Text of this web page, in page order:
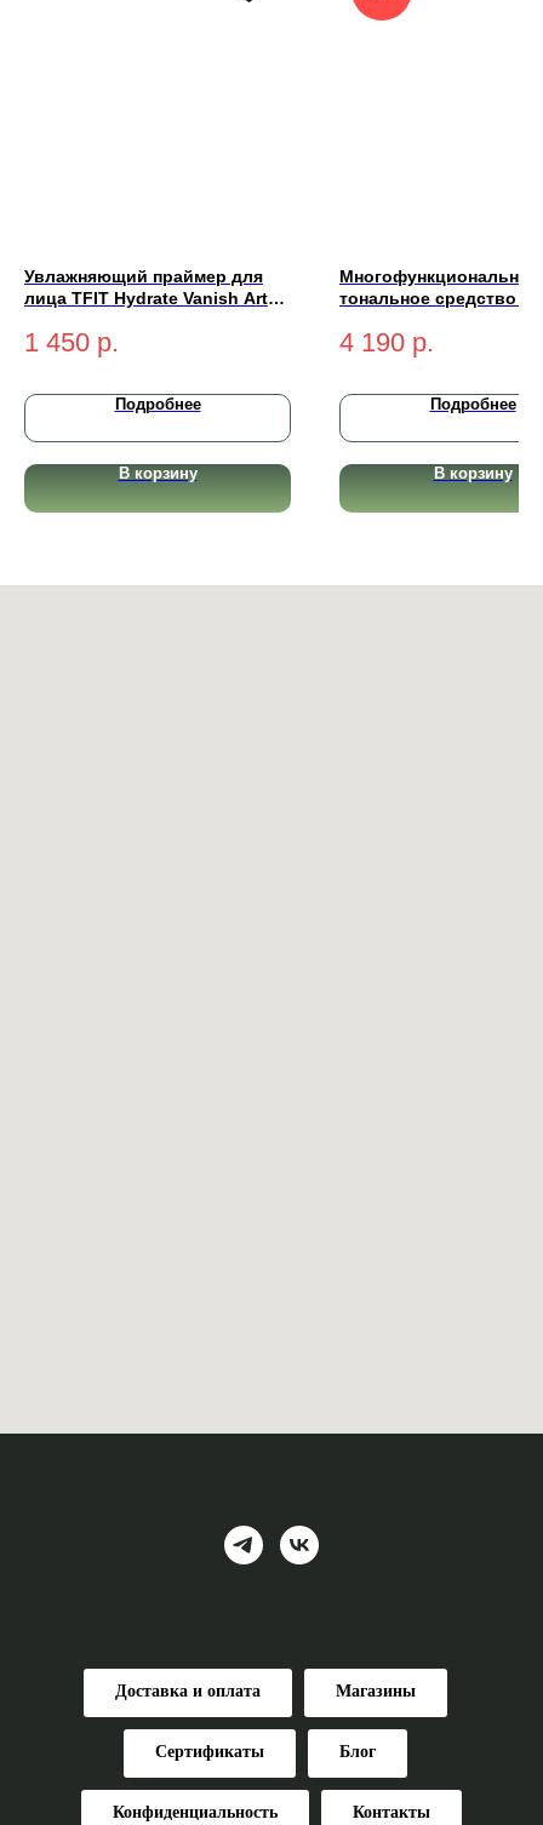
Увлажняющий праймер для
лица TFIT Hydrate Vanish Art
1 450 р.
Подробнее
В корзину
Многофункциональное
тональное средство
SPF50+ PA+++ (medium-
натуральный) 50 мл
4 190 р.
Подробнее
В корзину
Доставка и оплата Магазины
Сертификаты Блог
Конфиденциальность Контакты